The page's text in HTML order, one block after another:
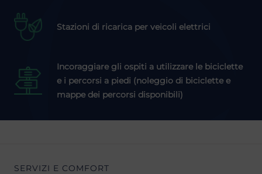
Stazioni di ricarica per veicoli elettrici
Incoraggiare gli ospiti a utilizzare le biciclette
e i percorsi a piedi (noleggio di biciclette e
mappe dei percorsi disponibili)
SERVIZI E COMFORT